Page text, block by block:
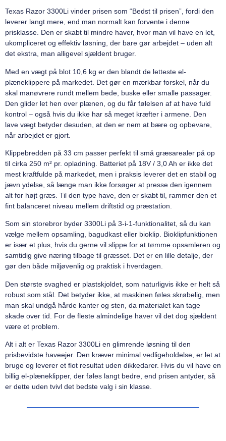
Texas Razor 3300Li vinder prisen som “Bedst til prisen”, fordi den
leverer langt mere, end man normalt kan forvente i denne
prisklasse. Den er skabt til mindre haver, hvor man vil have en let,
ukompliceret og effektiv løsning, der bare gør arbejdet – uden alt
det ekstra, man alligevel sjældent bruger.
Med en vægt på blot 10,6 kg er den blandt de letteste el-
plæneklippere på markedet. Det gør en mærkbar forskel, når du
skal manøvrere rundt mellem bede, buske eller smalle passager.
Den glider let hen over plænen, og du får følelsen af at have fuld
kontrol – også hvis du ikke har så meget kræfter i armene. Den
lave vægt betyder desuden, at den er nem at bære og opbevare,
når arbejdet er gjort.
Klippebredden på 33 cm passer perfekt til små græsarealer på op
til cirka 250 m² pr. opladning. Batteriet på 18V / 3,0 Ah er ikke det
mest kraftfulde på markedet, men i praksis leverer det en stabil og
jævn ydelse, så længe man ikke forsøger at presse den igennem
alt for højt græs. Til den type have, den er skabt til, rammer den et
fint balanceret niveau mellem driftstid og præstation.
Som sin storebror byder 3300Li på 3-i-1-funktionalitet, så du kan
vælge mellem opsamling, bagudkast eller bioklip. Bioklipfunktionen
er især et plus, hvis du gerne vil slippe for at tømme opsamleren og
samtidig give næring tilbage til græsset. Det er en lille detalje, der
gør den både miljøvenlig og praktisk i hverdagen.
Den største svaghed er plastskjoldet, som naturligvis ikke er helt så
robust som stål. Det betyder ikke, at maskinen føles skrøbelig, men
man skal undgå hårde kanter og sten, da materialet kan tage
skade over tid. For de fleste almindelige haver vil det dog sjældent
være et problem.
Alt i alt er Texas Razor 3300Li en glimrende løsning til den
prisbevidste haveejer. Den kræver minimal vedligeholdelse, er let at
bruge og leverer et flot resultat uden dikkedarer. Hvis du vil have en
billig el-plæneklipper, der føles langt bedre, end prisen antyder, så
er dette uden tvivl det bedste valg i sin klasse.